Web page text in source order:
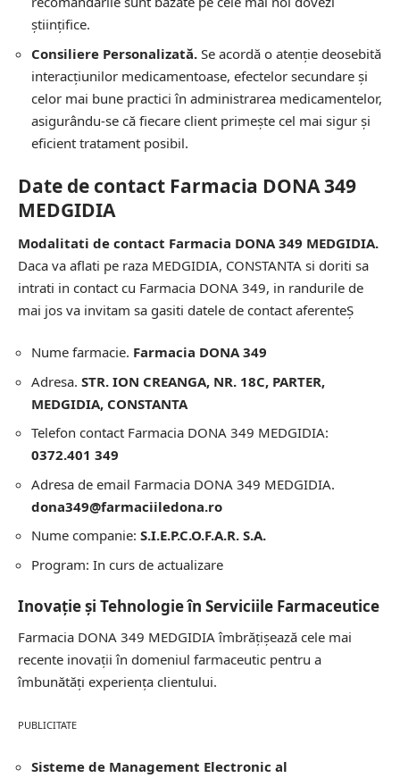
științifice.
Consiliere Personalizată. Se acordă o atenție deosebită
interacțiunilor medicamentoase, efectelor secundare și
celor mai bune practici în administrarea medicamentelor,
asigurându-se că fiecare client primește cel mai sigur și
eficient tratament posibil.
Date de contact Farmacia DONA 349
MEDGIDIA
Modalitati de contact Farmacia DONA 349 MEDGIDIA.
Daca va aflati pe raza MEDGIDIA, CONSTANTA si doriti sa
intrati in contact cu Farmacia DONA 349, in randurile de
mai jos va invitam sa gasiti datele de contact aferenteȘ
Nume farmacie. Farmacia DONA 349
Adresa. STR. ION CREANGA, NR. 18C, PARTER,
MEDGIDIA, CONSTANTA
Telefon contact Farmacia DONA 349 MEDGIDIA:
0372.401 349
Adresa de email Farmacia DONA 349 MEDGIDIA.
dona349@farmaciiledona.ro
Nume companie: S.I.E.P.C.O.F.A.R. S.A.
Program: In curs de actualizare
Inovație și Tehnologie în Serviciile Farmaceutice
Farmacia DONA 349 MEDGIDIA îmbrățișează cele mai
recente inovații în domeniul farmaceutic pentru a
îmbunătăți experiența clientului.
PUBLICITATE
Sisteme de Management Electronic al